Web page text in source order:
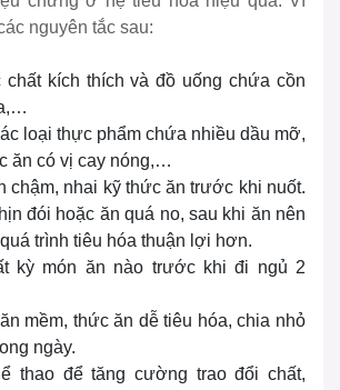
nguyên tắc sau:
chất kích thích và đồ uống chứa cồn
loại thực phẩm chứa nhiều dầu mỡ,
ăn có vị cay nóng,…
chậm, nhai kỹ thức ăn trước khi nuốt.
đói hoặc ăn quá no, sau khi ăn nên
trình tiêu hóa thuận lợi hơn.
kỳ món ăn nào trước khi đi ngủ 2
mềm, thức ăn dễ tiêu hóa, chia nhỏ
ngày.
thao để tăng cường trao đổi chất,